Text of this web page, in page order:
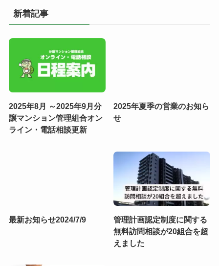
新着記事
2025年8月 ～2025年9月分
譲マンション管理組合オン
ライン・電話相談更新
2025年夏季の営業のお知ら
せ
最新お知らせ2024/7/9
管理計画認定制度に関する
無料訪問相談が20組合を超
えました